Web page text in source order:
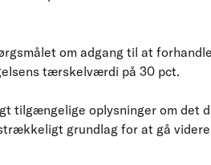
om adgang til at
tærskelværdi på 30 pct.
tilgængelige oplysninger om det
grundlag for at gå videre